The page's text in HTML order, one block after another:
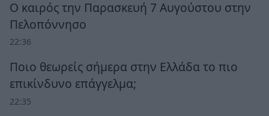
Ο καιρός την Παρασκευή 7 Αυγούστου στην
Πελοπόννησο
22:36
Ποιο θεωρείς σήμερα στην Ελλάδα το πιο
επικίνδυνο επάγγελμα;
22:35